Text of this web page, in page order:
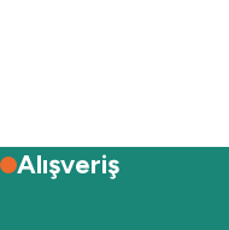
Alışveriş